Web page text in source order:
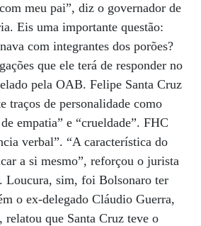
meu pai”, diz o governador de
Eis uma importante questão:
com integrantes dos porões?
que ele terá de responder no
pela OAB. Felipe Santa Cruz
traços de personalidade como
empatia” e “crueldade”. FHC
verbal”. “A característica do
a si mesmo”, reforçou o jurista
Loucura, sim, foi Bolsonaro ter
o ex-delegado Cláudio Guerra,
relatou que Santa Cruz teve o